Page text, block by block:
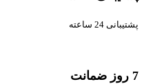
پشتیبانی 24 ساعته
7 روز ضمانت